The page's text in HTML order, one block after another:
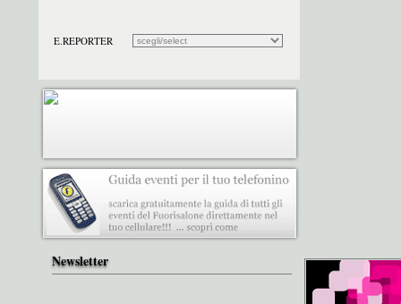
E.REPORTER
Newsletter